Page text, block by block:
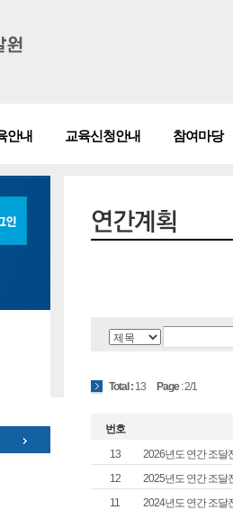
13 : 2/1
13
2026년도 연간 조달
12
2025년도 연간 조달
11
2024년도 연간 조달